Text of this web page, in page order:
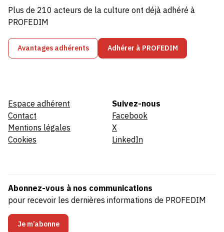
Plus de 210 acteurs de la culture ont déjà adhéré à
PROFEDIM
Avantages adhérents Adhérer à PROFEDIM
Espace adhérent
Contact
Mentions légales
Cookies
Suivez-nous
Facebook
X
LinkedIn
Abonnez-vous à nos communications
pour recevoir les dernières informations de PROFEDIM
Je m’abonne